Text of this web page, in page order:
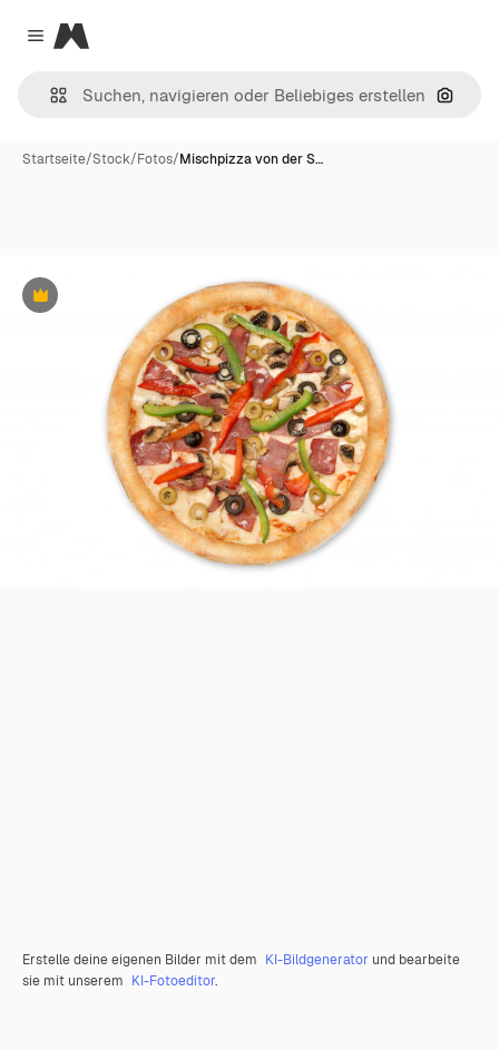
Close menu
Magnific
Nach
Startseite/Stock/Fotos/Mischpizza von der S…
Premium
Erstelle deine eigenen Bilder mit dem KI-Bildgenerator und bearbeite
sie mit unserem KI-Fotoeditor.